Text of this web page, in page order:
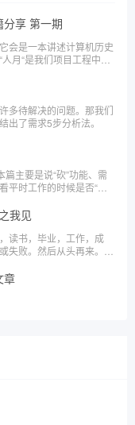
享 第一期
会是一本讲述计算机历史
月“是我们项目工程中估
多待解决的问题。那我们
出了需求5步分析法。
主要是说“砍”功能、需
时工作的时候是否“砍”
我见
读书，毕业，工作，成
败。然后从头再来。
章